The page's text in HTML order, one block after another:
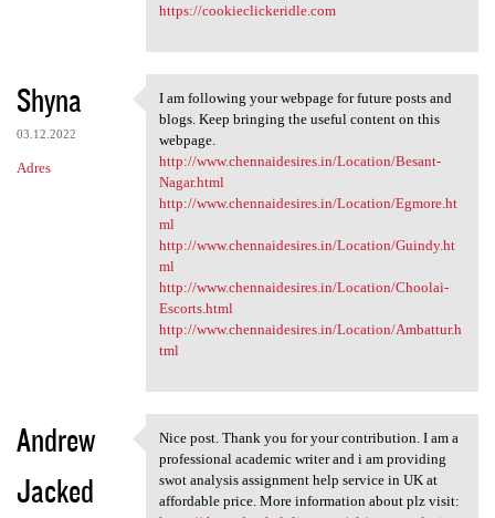
https://cookieclickeridle.com
Shyna
03.12.2022
Adres
I am following your webpage
I am following your webpage for future posts and
blogs. Keep bringing the useful content on this
webpage.
http://www.chennaidesires.in/Location/Besant-
Nagar.html
http://www.chennaidesires.in/Location/Egmore.ht
ml
http://www.chennaidesires.in/Location/Guindy.ht
ml
http://www.chennaidesires.in/Location/Choolai-
Escorts.html
http://www.chennaidesires.in/Location/Ambattur.h
tml
Andrew
Jacked
Nice post. Thank you for your
Nice post. Thank you for your contribution. I am a
professional academic writer and i am providing
swot analysis assignment help service in UK at
affordable price. More information about plz visit: